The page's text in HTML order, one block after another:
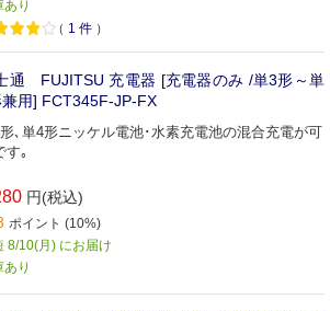
あり
（ 1 件 ）
通 FUJITSU 充電器 [充電器のみ /単3形～単
用] FCT345F-JP-FX
､単4形ニッケル電池･水素充電池の混合充電が可
す｡
円(税込)
ポイント (10%)
8/10(月) にお届け
あり